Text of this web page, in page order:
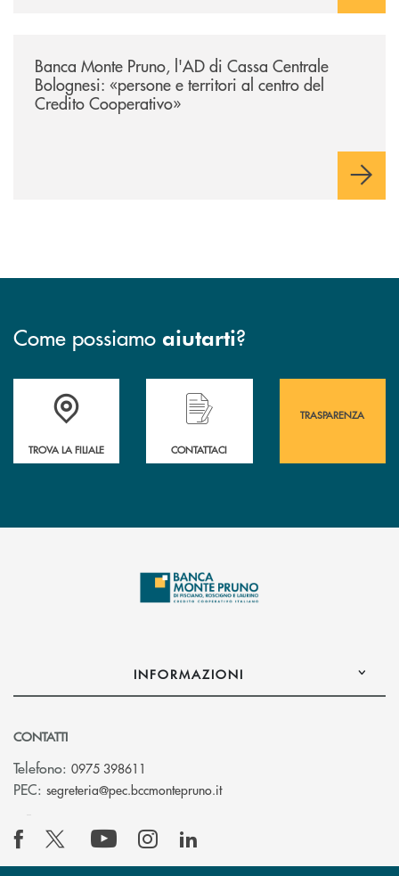
Banca Monte Pruno, l'AD di Cassa Centrale
Bolognesi: «persone e territori al centro del
Credito Cooperativo»
Come possiamo aiutarti?
Accedi all' elenco completo&nbsp; delle&nbsp; filiali&nbsp; di Banca
TROVA LA FILIALE
Hai bisogno di assistenza immediata?
CONTATTACI
TRASPARENZA
INFORMAZIONI
CONTATTI
Telefono: 0975 398611
PEC: segreteria@pec.bccmontepruno.it(si apre l’app di posta